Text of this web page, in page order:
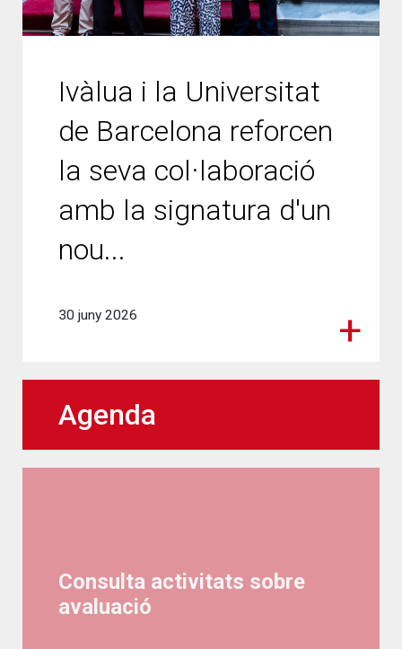
Agenda
Consulta activitats sobre
avaluació
Ivàlua i la Universitat
de Barcelona reforcen
la seva col·laboració
amb la signatura d'un
nou...